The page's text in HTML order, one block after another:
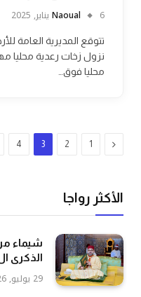
Naoual 6 يناير, 2025
تتوقع المديرية العامة
نزول زخات رعدية محليا
محليا فوق…
السابق
1
2
3
4
الأكثر رواجا
شيماء
الذكرى ال 27 لعيد
29 يوليو, 2026